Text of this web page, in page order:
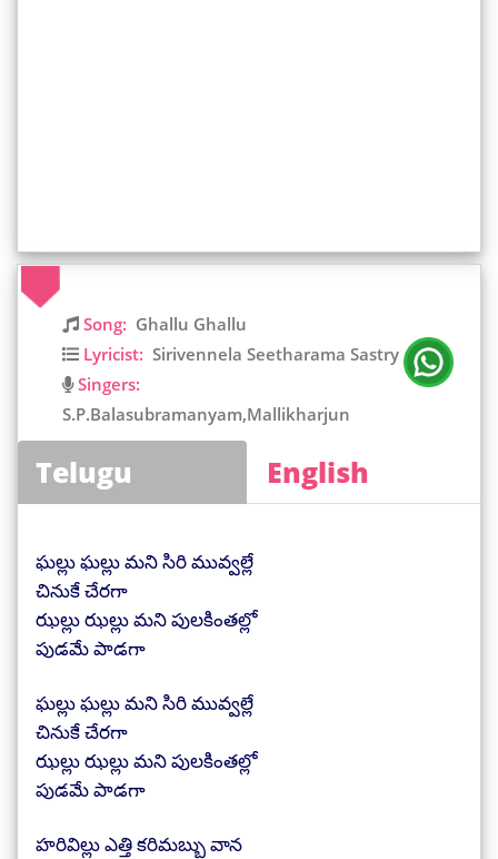
Song: Ghallu Ghallu
Lyricist: Sirivennela Seetharama Sastry
Singers:
S.P.Balasubramanyam,Mallikharjun
Telugu English
ఘల్లు ఘల్లు మని సిరి మువ్వల్లే
చినుకే చేరగా
ఝల్లు ఝల్లు మని పులకింతల్లో
పుడమే పాడగా
ఘల్లు ఘల్లు మని సిరి మువ్వల్లే
చినుకే చేరగా
ఝల్లు ఝల్లు మని పులకింతల్లో
పుడమే పాడగా
హరివిల్లు ఎత్తి కరిమబ్బు వాన